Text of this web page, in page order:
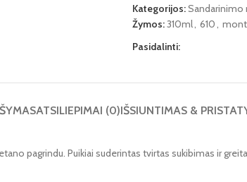
Kategorijos:Sandarinimo
Žymos:310ml 610
Pasidalinti:
ATSILIEPIMAI (0)IŠSIUNTIMAS &
pagrindu. Puikiai suderintas tvirtas sukibimas ir